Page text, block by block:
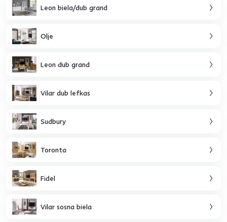
Leon biela/dub grand
Olje
Leon dub grand
Vilar dub lefkas
Sudbury
Toronta
Fidel
Vilar sosna biela